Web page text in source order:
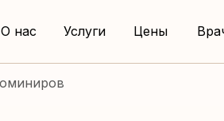
Услуги
О нас Цены